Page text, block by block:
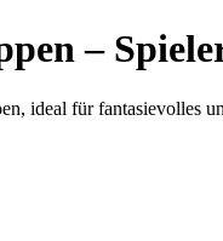
–
ideal für fantasievolles